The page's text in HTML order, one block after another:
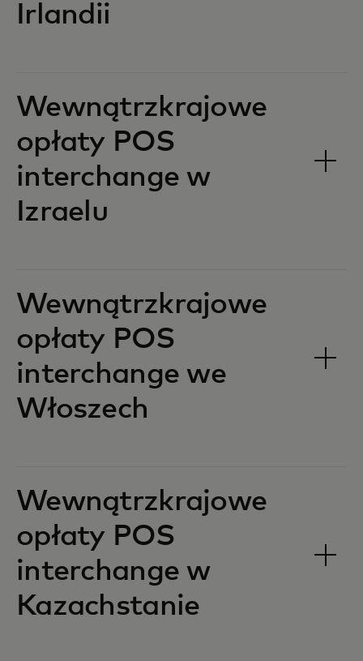
Irlandii‎‎
Wewnątrzkrajowe
opłaty POS
interchange w
Izraelu‎‎
Wewnątrzkrajowe
opłaty POS
interchange we
Włoszech‎‎
Wewnątrzkrajowe
opłaty POS
interchange w
Kazachstanie‎‎